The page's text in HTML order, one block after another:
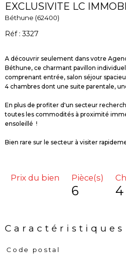
EXCLUSIVITE LC
Béthune (62400)
Réf : 3327
A découvrir seulement dans votre
Béthune, ce charmant pavillon
comprenant entrée, salon séjour
4 chambres dont une suite parentale,
En plus de profiter d'un secteur
toutes les commodités à proximité
ensoleillé !
Bien rare sur le secteur à visiter
Prix du bien Pièce(s)
6 4
Caractéristiques Valeurs
Code postal